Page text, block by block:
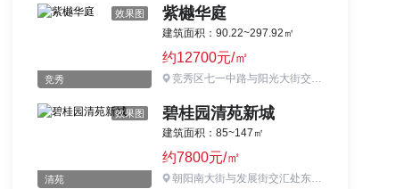
效果图
竞秀
紫樾华庭
建筑面积：90.22~297.92㎡
约12700元/㎡
竞秀区七一中路与阳光大街交汇处（原槐茂酱菜厂厂址）
效果图
清苑
碧桂园清苑新城
建筑面积：85~147㎡
约7800元/㎡
朝阳南大街与发展街交汇处东北角